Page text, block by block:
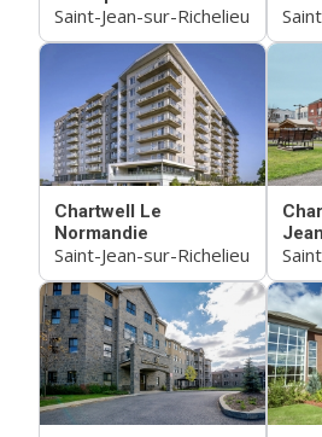
Saint-Jean-sur-Richelieu
Chartwell Le
Normandie
Saint-Jean-sur-Richelieu
Jean